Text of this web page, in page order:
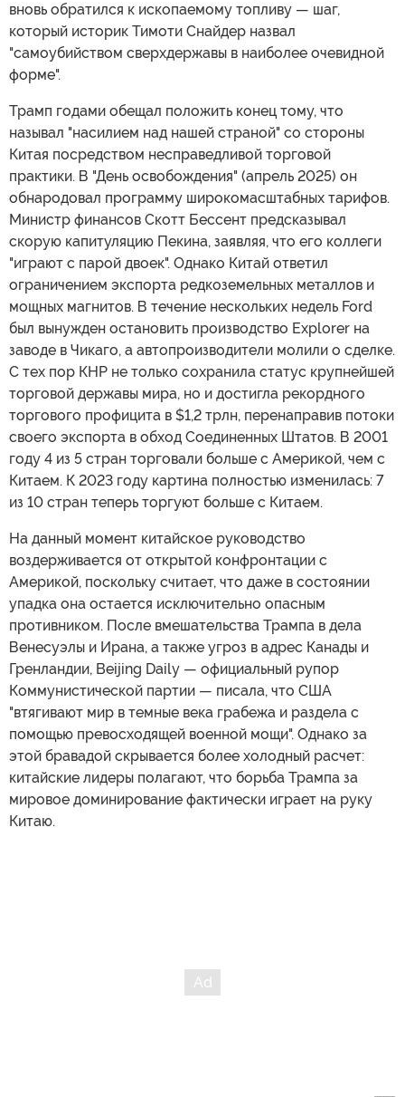
вновь обратился к ископаемому топливу — шаг,
который историк Тимоти Снайдер назвал
"самоубийством сверхдержавы в наиболее очевидной
форме".
Трамп годами обещал положить конец тому, что
называл "насилием над нашей страной" со стороны
Китая посредством несправедливой торговой
практики. В "День освобождения" (апрель 2025) он
обнародовал программу широкомасштабных тарифов.
Министр финансов Скотт Бессент предсказывал
скорую капитуляцию Пекина, заявляя, что его коллеги
"играют с парой двоек". Однако Китай ответил
ограничением экспорта редкоземельных металлов и
мощных магнитов. В течение нескольких недель Ford
был вынужден остановить производство Explorer на
заводе в Чикаго, а автопроизводители молили о сделке.
С тех пор КНР не только сохранила статус крупнейшей
торговой державы мира, но и достигла рекордного
торгового профицита в $1,2 трлн, перенаправив потоки
своего экспорта в обход Соединенных Штатов. В 2001
году 4 из 5 стран торговали больше с Америкой, чем с
Китаем. К 2023 году картина полностью изменилась: 7
из 10 стран теперь торгуют больше с Китаем.
На данный момент китайское руководство
воздерживается от открытой конфронтации с
Америкой, поскольку считает, что даже в состоянии
упадка она остается исключительно опасным
противником. После вмешательства Трампа в дела
Венесуэлы и Ирана, а также угроз в адрес Канады и
Гренландии, Beijing Daily — официальный рупор
Коммунистической партии — писала, что США
"втягивают мир в темные века грабежа и раздела с
помощью превосходящей военной мощи". Однако за
этой бравадой скрывается более холодный расчет:
китайские лидеры полагают, что борьба Трампа за
мировое доминирование фактически играет на руку
Китаю.